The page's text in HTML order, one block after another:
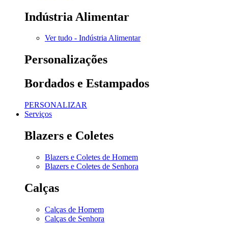
Indústria Alimentar
Ver tudo - Indústria Alimentar
Personalizações
Bordados e Estampados
PERSONALIZAR
Serviços
Blazers e Coletes
Blazers e Coletes de Homem
Blazers e Coletes de Senhora
Calças
Calças de Homem
Calças de Senhora